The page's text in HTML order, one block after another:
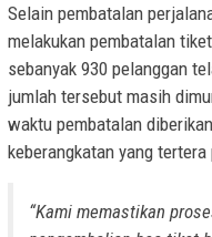
Selain pembatalan
melakukan pembatalan
sebanyak 930 pelanggan
jumlah tersebut masih
waktu pembatalan
keberangkatan yang
“Kami memastikan